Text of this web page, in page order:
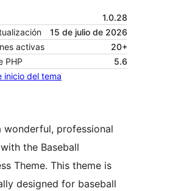
1.0.28
15 de julio de 2026
activas
20+
PHP
5.6
inicio del tema
wonderful, professional
the Baseball
Theme. This theme is
designed for baseball